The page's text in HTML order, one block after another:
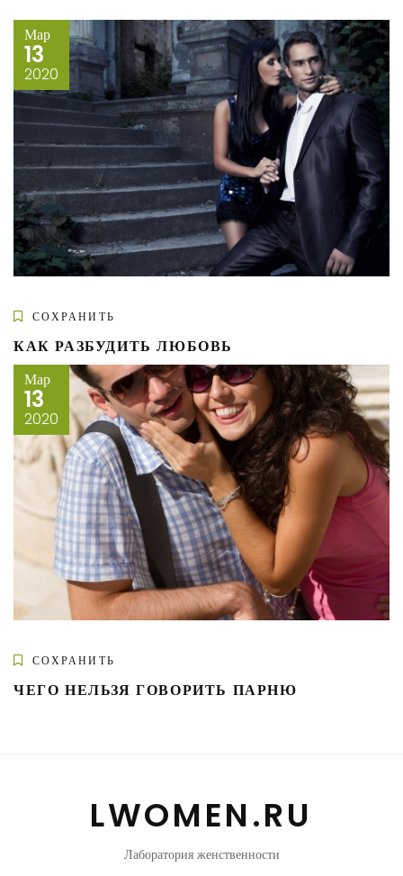
Мар
13
2020
СОХРАНИТЬ
КАК РАЗБУДИТЬ ЛЮБОВЬ
Мар
13
2020
СОХРАНИТЬ
ЧЕГО НЕЛЬЗЯ ГОВОРИТЬ ПАРНЮ
LWOMEN.RU
Лаборатория женственности